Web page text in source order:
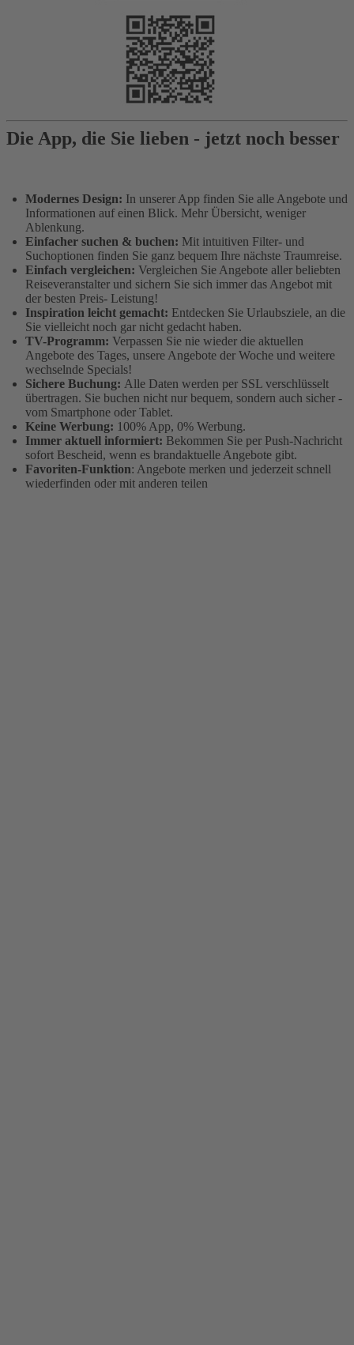
Die App, die Sie lieben - jetzt noch besser
Modernes Design: In unserer App finden Sie alle Angebote und
Informationen auf einen Blick. Mehr Übersicht, weniger
Ablenkung.
Einfacher suchen & buchen: Mit intuitiven Filter- und
Suchoptionen finden Sie ganz bequem Ihre nächste Traumreise.
Einfach vergleichen: Vergleichen Sie Angebote aller beliebten
Reiseveranstalter und sichern Sie sich immer das Angebot mit
der besten Preis- Leistung!
Inspiration leicht gemacht: Entdecken Sie Urlaubsziele, an die
Sie vielleicht noch gar nicht gedacht haben.
TV-Programm: Verpassen Sie nie wieder die aktuellen
Angebote des Tages, unsere Angebote der Woche und weitere
wechselnde Specials!
Sichere Buchung: Alle Daten werden per SSL verschlüsselt
übertragen. Sie buchen nicht nur bequem, sondern auch sicher -
vom Smartphone oder Tablet.
Keine Werbung: 100% App, 0% Werbung.
Immer aktuell informiert: Bekommen Sie per Push-Nachricht
sofort Bescheid, wenn es brandaktuelle Angebote gibt.
Favoriten-Funktion: Angebote merken und jederzeit schnell
wiederfinden oder mit anderen teilen